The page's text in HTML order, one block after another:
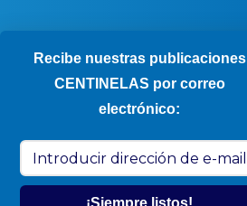
Recibe nuestras publicaciones
CENTINELAS por correo
electrónico: